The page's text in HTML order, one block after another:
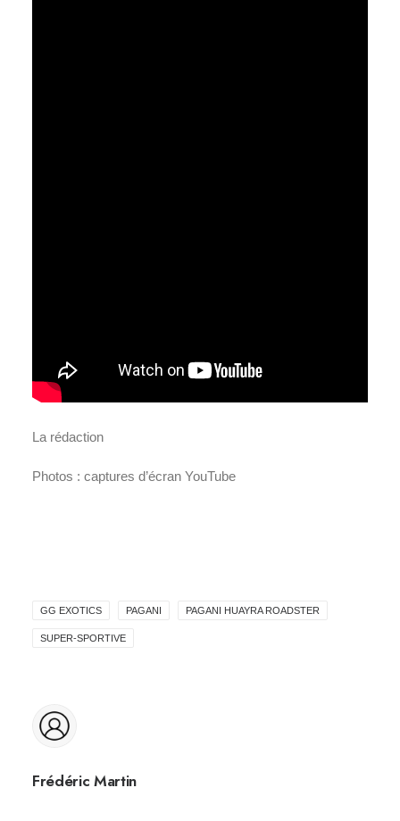
La rédaction
Photos : captures d’écran YouTube
GG EXOTICS PAGANI PAGANI HUAYRA ROADSTER
SUPER-SPORTIVE
Frédéric Martin